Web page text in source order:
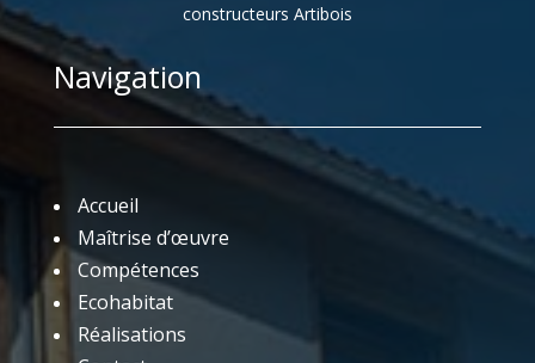
constructeurs Artibois
Navigation
Accueil
Maîtrise d’œuvre
Compétences
Ecohabitat
Réalisations